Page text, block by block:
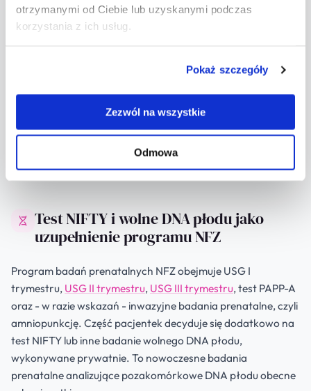
otrzymanymi od Ciebie lub uzyskanymi podczas
korzystania z ich usług.
Pokaż szczegóły
Zezwól na wszystkie
Odmowa
badania prenatalne, przede wszystkim amniopunkcja, w
wszystkich możliwych wad - część schorzeń ujawnia się
ramach NFZ Wrocław dają cenną wiedzę o rozwoju płodu i
FemiMea wykonujemy je u pacjentek posiadających
skierowanie do programu badań prenatalnych.
Test NIFTY i wolne DNA płodu jako
uzupełnienie programu NFZ
Program badań prenatalnych NFZ obejmuje USG I
trymestru, USG II trymestru, USG III trymestru, test PAPP-A
oraz - w razie wskazań - inwazyjne badania prenatalne, czyli
amniopunkcję. Część pacjentek decyduje się dodatkowo na
test NIFTY lub inne badanie wolnego DNA płodu,
wykonywane prywatnie. To nowoczesne badania
prenatalne analizujące pozakomórkowe DNA płodu obecne